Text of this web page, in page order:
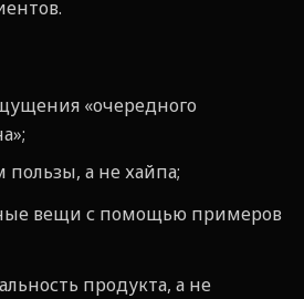
«очередного
пользы, а не хайпа;
вещи с помощью примеров
продукта, а не